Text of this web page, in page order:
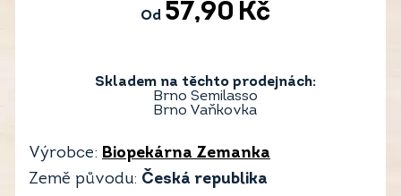
Od 57,90 Kč
Skladem na těchto prodejnách:
Brno Semilasso
Brno Vaňkovka
Výrobce: Biopekárna Zemanka
Země původu: Česká republika